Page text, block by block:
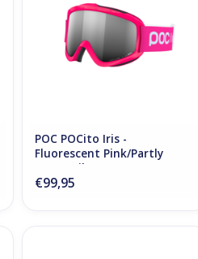
POC POCito Iris -
Fluorescent Pink/Partly
Sunny Silver
€99,95